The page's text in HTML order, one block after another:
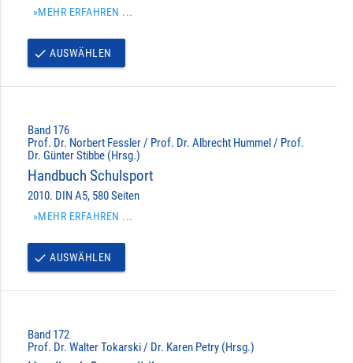
»MEHR ERFAHREN ...
done AUSWÄHLEN
Band 176
Prof. Dr. Norbert Fessler / Prof. Dr. Albrecht Hummel / Prof.
Dr. Günter Stibbe (Hrsg.)
Handbuch Schulsport
2010. DIN A5, 580 Seiten
»MEHR ERFAHREN ...
done AUSWÄHLEN
Band 172
Prof. Dr. Walter Tokarski / Dr. Karen Petry (Hrsg.)